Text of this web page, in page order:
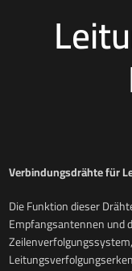
Verbindungsdrähte für
Die Funktion dieser
Empfangsantennen und